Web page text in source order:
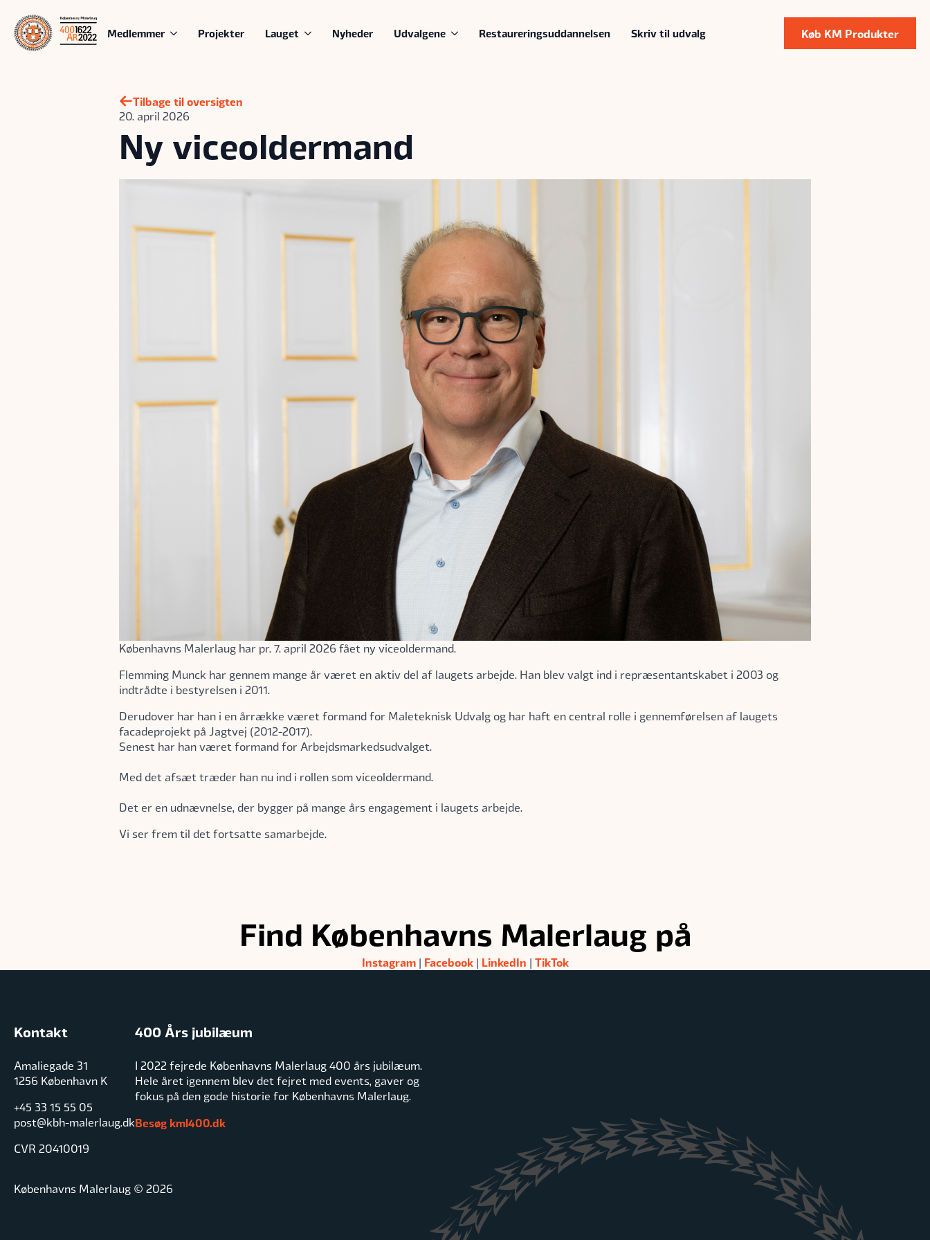
Medlemmer Projekter Lauget Nyheder Udvalgene Restaureringsuddannelsen Skriv til udvalg Køb KM Produkter
Tilbage til oversigten
20. april 2026
Ny viceoldermand
Københavns Malerlaug har pr. 7. april 2026 fået ny viceoldermand.
Flemming Munck har gennem mange år været en aktiv del af laugets arbejde. Han blev valgt ind i repræsentantskabet i 2003 og
indtrådte i bestyrelsen i 2011.
Derudover har han i en årrække været formand for Maleteknisk Udvalg og har haft en central rolle i gennemførelsen af laugets
facadeprojekt på Jagtvej (2012-2017).
Senest har han været formand for Arbejdsmarkedsudvalget.
Med det afsæt træder han nu ind i rollen som viceoldermand.
Det er en udnævnelse, der bygger på mange års engagement i laugets arbejde.
Vi ser frem til det fortsatte samarbejde.
Find Københavns Malerlaug på
Instagram| Facebook| LinkedIn | TikTok
Kontakt
Amaliegade 31
1256 København K
+45 33 15 55 05
post@kbh-malerlaug.dk
CVR 20410019
400 Års jubilæum
I 2022 fejrede Københavns Malerlaug 400 års jubilæum.
Hele året igennem blev det fejret med events, gaver og
fokus på den gode historie for Københavns Malerlaug.
Besøg kml400.dk
Københavns Malerlaug © 2026